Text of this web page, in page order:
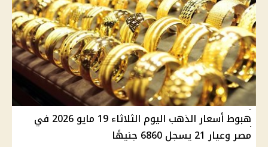
هبوط أسعار الذهب اليوم الثلاثاء 19 مايو 2026 في
مصر وعيار 21 يسجل 6860 جنيهًا